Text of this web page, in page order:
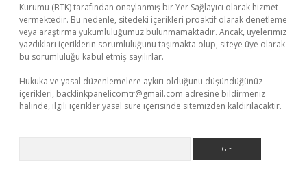
Kurumu (BTK) tarafından onaylanmış bir Yer Sağlayıcı olarak hizmet
vermektedir. Bu nedenle, sitedeki içerikleri proaktif olarak denetleme
veya araştırma yükümlülüğümüz bulunmamaktadır. Ancak, üyelerimiz
yazdıkları içeriklerin sorumluluğunu taşımakta olup, siteye üye olarak
bu sorumluluğu kabul etmiş sayılırlar.
Hukuka ve yasal düzenlemelere aykırı olduğunu düşündüğünüz
içerikleri, backlinkpanelicomtr@gmail.com adresine bildirmeniz
halinde, ilgili içerikler yasal süre içerisinde sitemizden kaldırılacaktır.